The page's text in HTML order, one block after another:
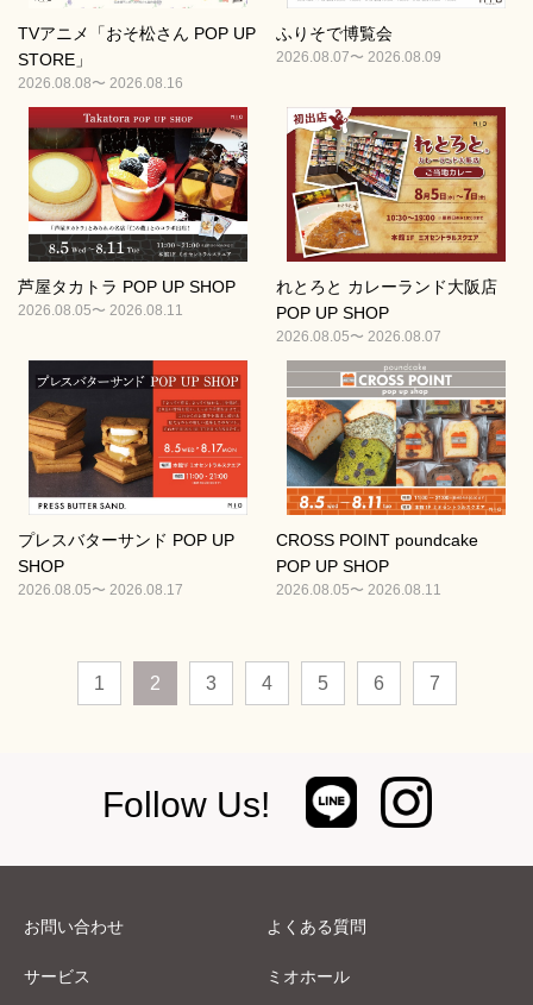
TVアニメ「おそ松さん POP UP
STORE」
2026.08.08〜 2026.08.16
ふりそで博覧会
2026.08.07〜 2026.08.09
芦屋タカトラ POP UP SHOP
2026.08.05〜 2026.08.11
れとろと カレーランド大阪店
POP UP SHOP
2026.08.05〜 2026.08.07
プレスバターサンド POP UP
SHOP
2026.08.05〜 2026.08.17
CROSS POINT poundcake
POP UP SHOP
2026.08.05〜 2026.08.11
1 2 3 4 5 6 7
Follow Us!
お問い合わせ よくある質問
サービス ミオホール